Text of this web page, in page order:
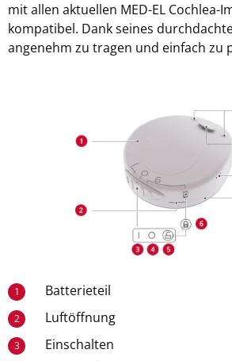
mit allen aktuellen MED-EL Cochlea-
kompatibel. Dank seines
angenehm zu tragen und einfach zu
1 Batterieteil
2 Luftöffnung
3 Einschalten